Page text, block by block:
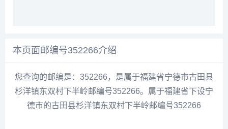
本页面邮编号352266介绍
您查询的邮编是：352266，是属于福建省宁德市古田县
杉洋镇东双村下半岭邮编号352266。属于福建省下设宁
德市的古田县杉洋镇东双村下半岭邮编号352266